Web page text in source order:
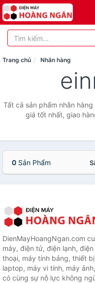
Trang chủ Nhãn hàng
Tất cả sản phẩm nhãn
giá tốt nhất, giao
0 Sản Phẩm
DienMayHoangNgan.com
máy, điện tử, điện lạnh,
thoại, máy tính bảng, thiết
laptop, máy vi tính, máy
có cùng sự nỗ lực không